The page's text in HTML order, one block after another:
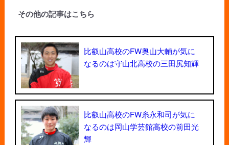
その他の記事はこちら
比叡山高校のFW奥山大輔が気に
なるのは守山北高校の三田尻知輝
比叡山高校のFW糸永和司が気に
なるのは岡山学芸館高校の前田光
輝